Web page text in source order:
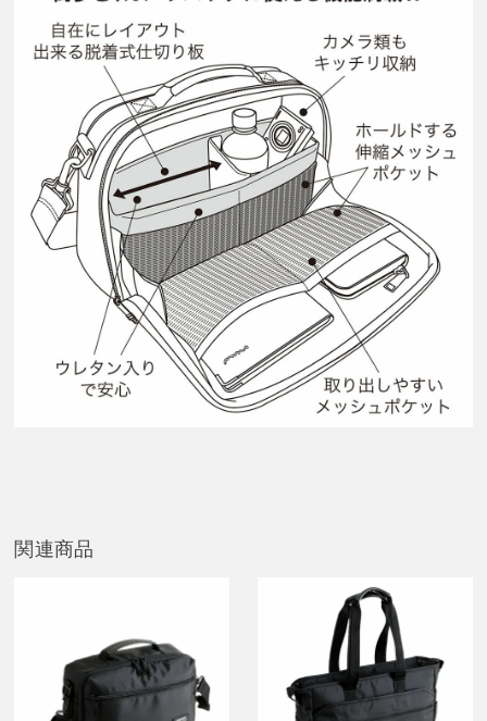
関連商品